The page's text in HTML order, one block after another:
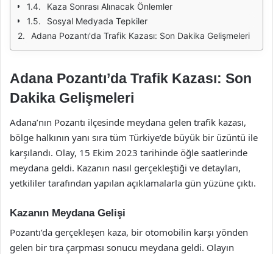
Kaza Sonrası Alınacak Önlemler
Sosyal Medyada Tepkiler
Adana Pozantı'da Trafik Kazası: Son Dakika Gelişmeleri
Adana Pozantı’da Trafik Kazası: Son
Dakika Gelişmeleri
Adana’nın Pozantı ilçesinde meydana gelen trafik kazası,
bölge halkının yanı sıra tüm Türkiye’de büyük bir üzüntü ile
karşılandı. Olay, 15 Ekim 2023 tarihinde öğle saatlerinde
meydana geldi. Kazanın nasıl gerçekleştiği ve detayları,
yetkililer tarafından yapılan açıklamalarla gün yüzüne çıktı.
Kazanın Meydana Gelişi
Pozantı’da gerçekleşen kaza, bir otomobilin karşı yönden
gelen bir tıra çarpması sonucu meydana geldi. Olayın